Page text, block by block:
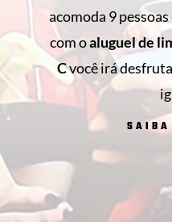
acomoda 9
com oaluguel de
Cvocê irá